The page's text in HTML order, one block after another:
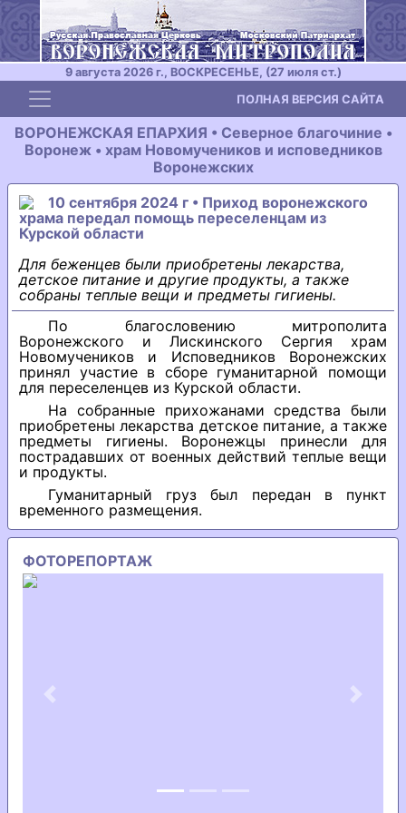
9 августа 2026 г., ВОСКРЕСЕНЬЕ, (27 июля ст.)
Toggle navigation ПОЛНАЯ ВЕРСИЯ САЙТА
ВОРОНЕЖСКАЯ ЕПАРХИЯ • Северное благочиние •
Воронеж • храм Новомучеников и исповедников
Воронежских
10 сентября 2024 г • Приход воронежского
храма передал помощь переселенцам из
Курской области
Для беженцев были приобретены лекарства,
детское питание и другие продукты, а также
собраны теплые вещи и предметы гигиены.
По благословению митрополита
Воронежского и Лискинского Сергия храм
Новомучеников и Исповедников Воронежских
принял участие в сборе гуманитарной помощи
для переселенцев из Курской области.
На собранные прихожанами средства были
приобретены лекарства детское питание, а также
предметы гигиены. Воронежцы принесли для
пострадавших от военных действий теплые вещи
и продукты.
Гуманитарный груз был передан в пункт
временного размещения.
ФОТОРЕПОРТАЖ
Previous Next